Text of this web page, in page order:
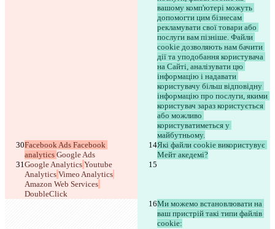
вашому комп'ютері можуть
допомогти цим бізнесам
рекламувати свої товари або
послуги вам пізніше. Файли
cookie дозволяють нам бачити
дії та уподобання користувача
на Сайті, аналізувати цю
інформацію і надавати
користувачу більш відповідну
інформацію про послуги, якими
користувач зараз користується
або можливо
користуватиметься у
майбутньому.
Facebook Ads Facebook
analytics Google Ads
Які файли cookie використувує
Мейт акедемі?
Google Analytics Youtube
Analytics Vimeo Analytics
Amazon Web Services
DoubleClick
Ми можемо встановлювати на
ваш пристрій такі типи файлів
cookie: